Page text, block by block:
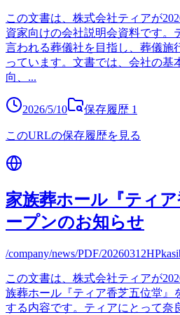
この文書は、株式会社ティアが
資家向けの会社説明会資料です。
言われる葬儀社を目指し、葬儀施
っています。文書では、会社の基
向、 ...
2026/5/10 保存履歴 1
このURLの保存履歴を見る
家族葬ホール『ティ
ープンのお知らせ
/company/news/PDF/
この文書は、株式会社ティアが
族葬ホール『ティア香芝五位堂』
する内容です。ティアにとって奈